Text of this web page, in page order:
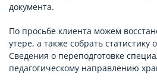
документа.
По просьбе клиента можем
утере, а также собрать
Сведения о переподготовке
педагогическому направлению